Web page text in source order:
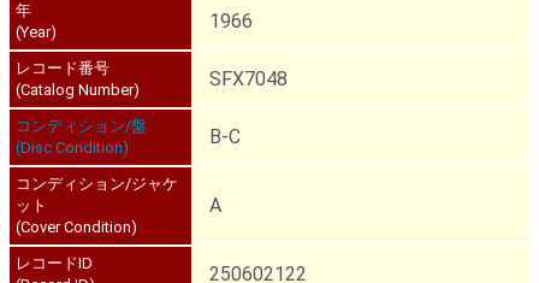
年
(Year)
1966
レコード番号
(Catalog Number)
SFX7048
コンディション/盤
(Disc Condition)
B-C
コンディション/ジャケ
ット
(Cover Condition)
A
レコードID
250602122